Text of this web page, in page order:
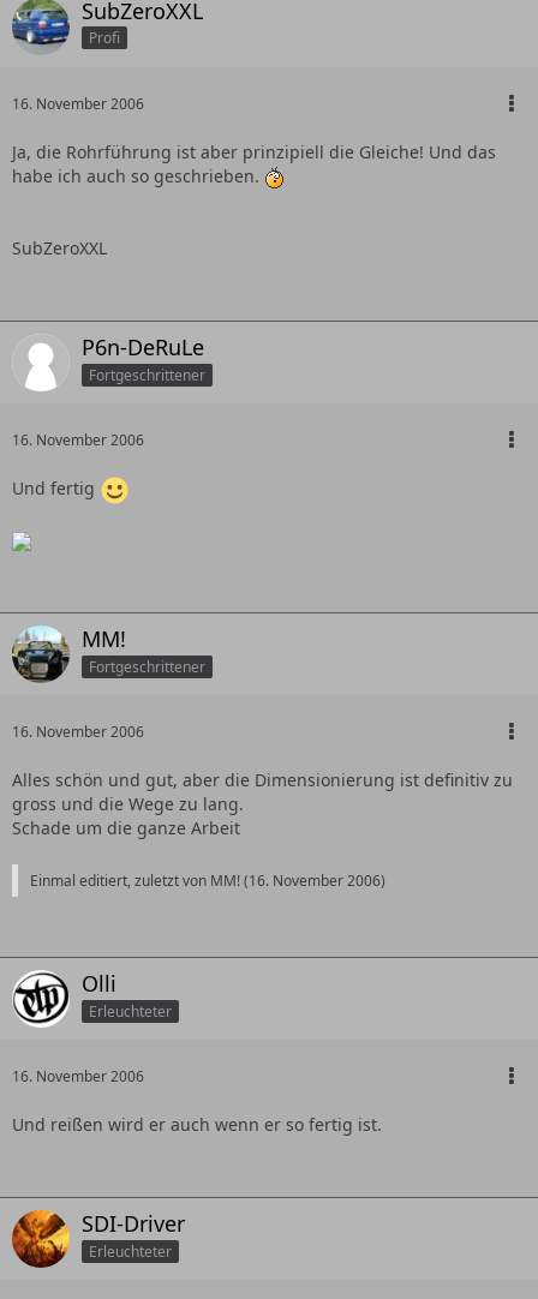
SubZeroXXL
Profi
16. November 2006
Ja, die Rohrführung ist aber prinzipiell die Gleiche! Und das
habe ich auch so geschrieben.
SubZeroXXL
P6n-DeRuLe
Fortgeschrittener
16. November 2006
Und fertig
MM!
Fortgeschrittener
16. November 2006
Alles schön und gut, aber die Dimensionierung ist definitiv zu
gross und die Wege zu lang.
Schade um die ganze Arbeit
Einmal editiert, zuletzt von MM! (16. November 2006)
Olli
Erleuchteter
16. November 2006
Und reißen wird er auch wenn er so fertig ist.
SDI-Driver
Erleuchteter